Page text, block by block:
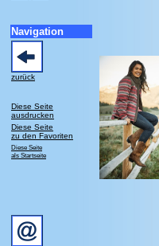
Navigation
zurück
Diese Seite
ausdrucken
Diese Seite
zu den Favoriten
Diese Seite
als Startseite